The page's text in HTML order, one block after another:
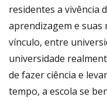
residentes a vivência
aprendizagem e suas
vínculo, entre
universidade
de fazer ciência e
tempo, a escola se